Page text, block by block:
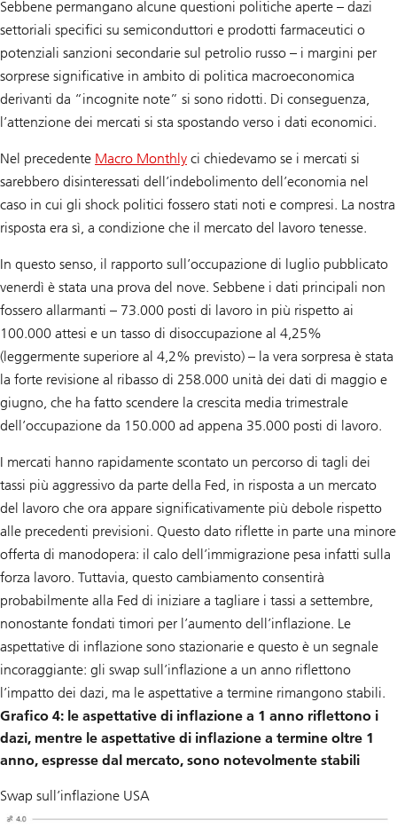
Sebbene permangano alcune questioni politiche aperte – dazi
settoriali specifici su semiconduttori e prodotti farmaceutici o
potenziali sanzioni secondarie sul petrolio russo – i margini per
sorprese significative in ambito di politica macroeconomica
derivanti da “incognite note” si sono ridotti. Di conseguenza,
l’attenzione dei mercati si sta spostando verso i dati economici.
Nel precedente Macro Monthly ci chiedevamo se i mercati si
sarebbero disinteressati dell’indebolimento dell’economia nel
caso in cui gli shock politici fossero stati noti e compresi. La nostra
risposta era sì, a condizione che il mercato del lavoro tenesse.
In questo senso, il rapporto sull’occupazione di luglio pubblicato
venerdì è stata una prova del nove. Sebbene i dati principali non
fossero allarmanti – 73.000 posti di lavoro in più rispetto ai
100.000 attesi e un tasso di disoccupazione al 4,25%
(leggermente superiore al 4,2% previsto) – la vera sorpresa è stata
la forte revisione al ribasso di 258.000 unità dei dati di maggio e
giugno, che ha fatto scendere la crescita media trimestrale
dell’occupazione da 150.000 ad appena 35.000 posti di lavoro.
I mercati hanno rapidamente scontato un percorso di tagli dei
tassi più aggressivo da parte della Fed, in risposta a un mercato
del lavoro che ora appare significativamente più debole rispetto
alle precedenti previsioni. Questo dato riflette in parte una minore
offerta di manodopera: il calo dell’immigrazione pesa infatti sulla
forza lavoro. Tuttavia, questo cambiamento consentirà
probabilmente alla Fed di iniziare a tagliare i tassi a settembre,
nonostante fondati timori per l’aumento dell’inflazione. Le
aspettative di inflazione sono stazionarie e questo è un segnale
incoraggiante: gli swap sull’inflazione a un anno riflettono
l’impatto dei dazi, ma le aspettative a termine rimangono stabili.
Grafico 4: le aspettative di inflazione a 1 anno riflettono i
dazi, mentre le aspettative di inflazione a termine oltre 1
anno, espresse dal mercato, sono notevolmente stabili
Swap sull’inflazione USA